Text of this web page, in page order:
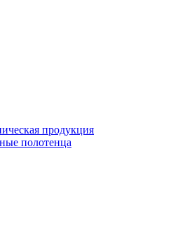
продукция
полотенца